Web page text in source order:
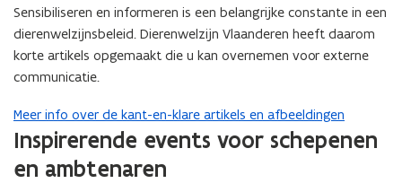
Sensibiliseren en informeren is een belangrijke constante in een
dierenwelzijnsbeleid. Dierenwelzijn Vlaanderen heeft daarom
korte artikels opgemaakt die u kan overnemen voor externe
communicatie.
Meer info over de kant-en-klare artikels en afbeeldingen
Inspirerende events voor schepenen
en ambtenaren